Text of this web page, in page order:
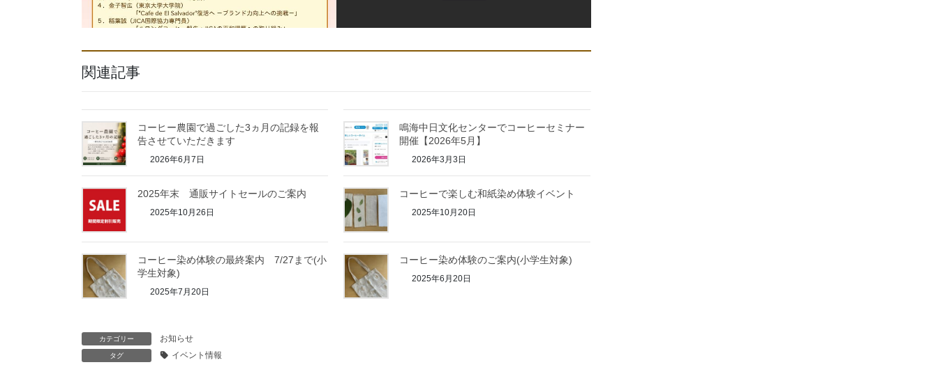
関連記事
コーヒー農園で過ごした3ヵ月の記録を報
告させていただきます
2026年6月7日
鳴海中日文化センターでコーヒーセミナー
開催【2026年5月】
2026年3月3日
2025年末 通販サイトセールのご案内
2025年10月26日
コーヒーで楽しむ和紙染め体験イベント
2025年10月20日
コーヒー染め体験の最終案内 7/27まで(小
学生対象)
2025年7月20日
コーヒー染め体験のご案内(小学生対象)
2025年6月20日
カテゴリー お知らせ
タグ イベント情報